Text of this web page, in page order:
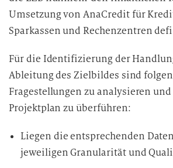
Umsetzung von AnaCredit für
Sparkassen und Rechenzentren
Für die Identifizierung der
Ableitung des Zielbildes sind
Fragestellungen zu analysieren
Projektplan zu überführen:
Liegen die entsprechenden
jeweiligen Granularität und